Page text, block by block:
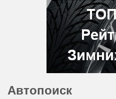
Автопоиск